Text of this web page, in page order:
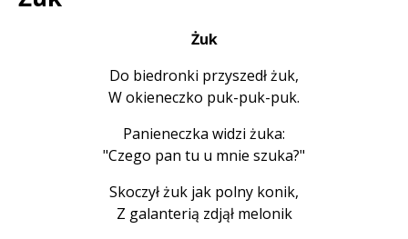
Żuk
Do biedronki przyszedł żuk,
W okieneczko puk-puk-puk.
Panieneczka widzi żuka:
"Czego pan tu u mnie szuka?"
Skoczył żuk jak polny konik,
Z galanterią zdjął melonik